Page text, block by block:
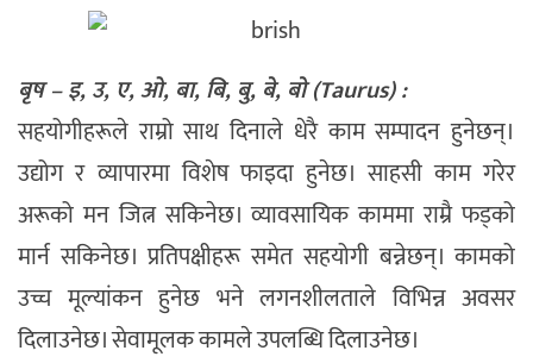
बृष – इ, उ, ए, ओ, बा, बि, बु, बे, बो (Taurus) :
सहयोगीहरूले राम्रो साथ दिनाले धेरै काम सम्पादन हुनेछन्।
उद्योग र व्यापारमा विशेष फाइदा हुनेछ। साहसी काम गरेर
अरूको मन जित्न सकिनेछ। व्यावसायिक काममा राम्रै फड्को
मार्न सकिनेछ। प्रतिपक्षीहरू समेत सहयोगी बन्नेछन्। कामको
उच्च मूल्यांकन हुनेछ भने लगनशीलताले विभिन्न अवसर
दिलाउनेछ। सेवामूलक कामले उपलब्धि दिलाउनेछ।